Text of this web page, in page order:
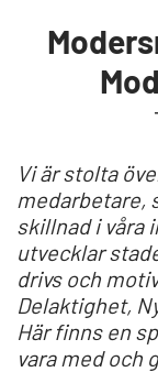
Vi är stolta
medarbetare,
skillnad i våra
utvecklar
drivs och
Delaktighet,
Här finns en
vara med och